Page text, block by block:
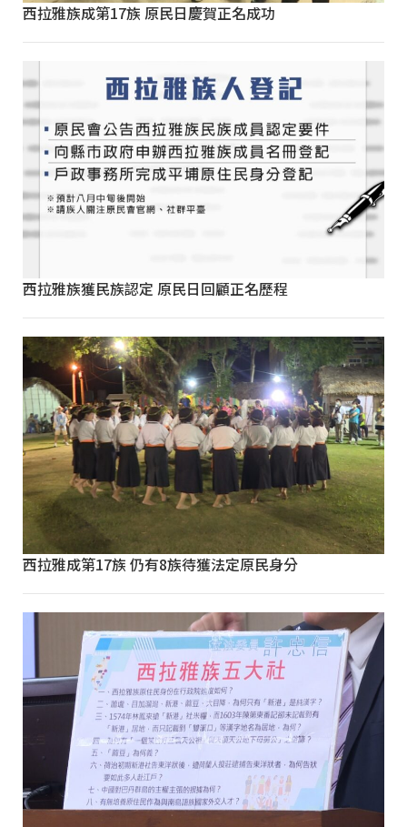
西拉雅族成第17族 原民日慶賀正名成功
西拉雅族獲民族認定 原民日回顧正名歷程
西拉雅成第17族 仍有8族待獲法定原民身分